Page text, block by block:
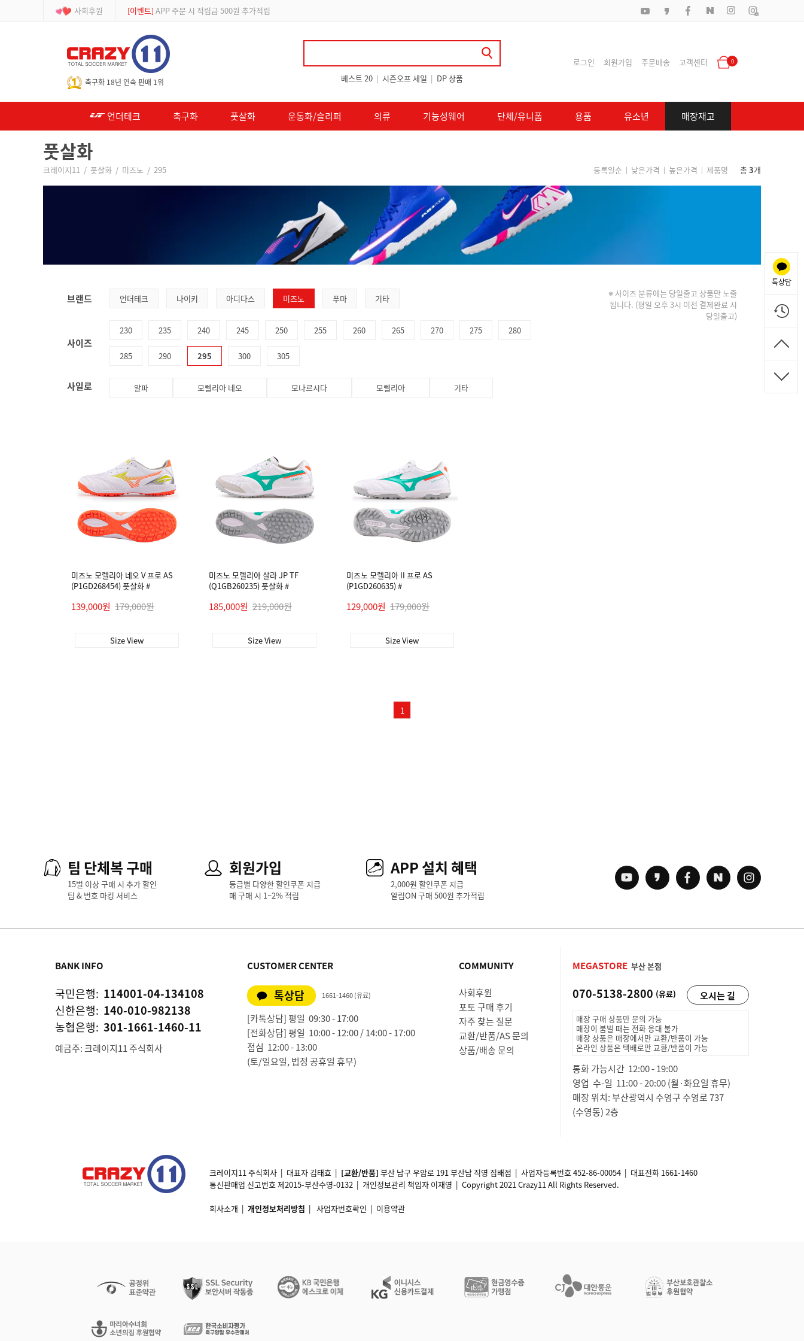
사회후원 [등급제] 회원가입 시 최대 2% 적립 및 할인 쿠폰 지급
축구화 18년 연속 판매 1위 베스트 20 | 시즌오프 세일 | DP 상품
로그인 회원가입 주문배송 고객센터 0
언더테크 축구화 풋살화 운동화/슬리퍼 의류 기능성웨어 단체/유니폼 용품 유소년 매장재고
풋살화
크레이지11 / 풋살화 / 미즈노 / 295 등록일순 | 낮은가격 | 높은가격 | 제품명 총3개
브랜드 언더테크 나이키 아디다스 미즈노 푸마 기타
사이즈
230 235 240 245 250 255 260 265 270 275 280
285 290 295 300 305
사일로 알파 모렐리아 네오 모나르시다 모렐리아 기타
※ 사이즈 분류에는 당일출고 상품만 노출
됩니다. (평일 오후 3시 이전 결제완료 시
당일출고)
미즈노 모렐리아 네오 V 프로 AS
(P1GD268454) 풋살화 #
139,000원 179,000원
Size View
미즈노 모렐리아 살라 JP TF
(Q1GB260235) 풋살화 #
185,000원 219,000원
Size View
미즈노 모렐리아 II 프로 AS
(P1GD260635) #
129,000원 179,000원
Size View
1
팀 단체복 구매
15벌 이상 구매 시 추가 할인
팀 & 번호 마킹 서비스
회원가입
등급별 다양한 할인쿠폰 지급
매 구매 시 1~2% 적립
APP 설치 혜택
2,000원 할인쿠폰 지급
알림ON 구매 500원 추가적립
BANK INFO
국민은행: 114001-04-134108
신한은행: 140-010-982138
농협은행: 301-1661-1460-11
예금주: 크레이지11 주식회사
CUSTOMER CENTER
톡상담 1661-1460 (유료)
[카톡상담] 평일 09:30 - 17:00
[전화상담] 평일 10:00 - 12:00 / 14:00 - 17:00
점심 12:00 - 13:00
(토/일요일, 법정 공휴일 휴무)
COMMUNITY
사회후원
포토 구매 후기
자주 찾는 질문
교환/반품/AS 문의
상품/배송 문의
MEGASTORE 부산 본점
070-5138-2800 (유료) 오시는 길
매장 구매 상품만 문의 가능
매장이 붐빌 때는 전화 응대 불가
매장 상품은 매장에서만 교환/반품이 가능
온라인 상품은 택배로만 교환/반품이 가능
통화 가능시간 12:00 - 19:00
영업 수-일 11:00 - 20:00 (월·화요일 휴무)
매장 위치: 부산광역시 수영구 수영로 737
(수영동) 2층
크레이지11 주식회사 | 대표자 김태효 | [교환/반품] 부산 남구 우암로 191 부산남 직영 집배점 | 사업자등록번호452-86-00054 | 대표전화 1661-1460
통신판매업 신고번호 제2015-부산수영-0132 | 개인정보관리 책임자 이재영 | Copyright 2021 Crazy11 All Rights Reserved.
회사소개 | 개인정보처리방침 | 사업자번호확인 | 이용약관
톡상담